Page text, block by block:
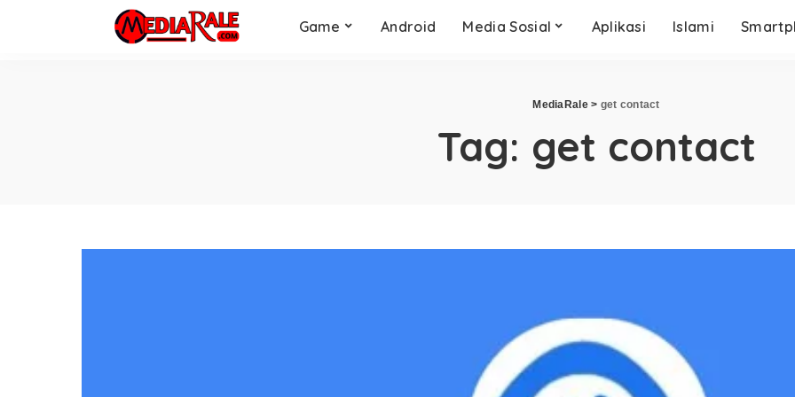
Game Android Media Sosial Aplikasi Islami
MediaRale> get contact
Tag: get contact